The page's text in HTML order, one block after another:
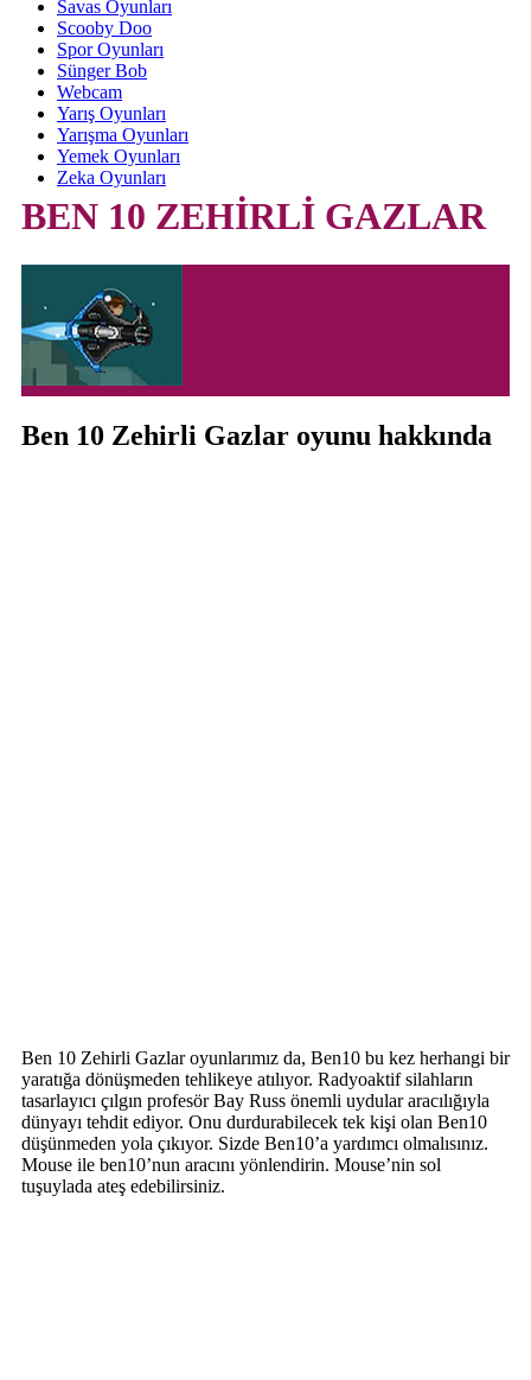
Savas Oyunları
Scooby Doo
Spor Oyunları
Sünger Bob
Webcam
Yarış Oyunları
Yarışma Oyunları
Yemek Oyunları
Zeka Oyunları
BEN 10 ZEHİRLİ GAZLAR
Ben 10 Zehirli Gazlar oyunu hakkında
Ben 10 Zehirli Gazlar oyunlarımız da, Ben10 bu kez herhangi bir
yaratığa dönüşmeden tehlikeye atılıyor. Radyoaktif silahların
tasarlayıcı çılgın profesör Bay Russ önemli uydular aracılığıyla
dünyayı tehdit ediyor. Onu durdurabilecek tek kişi olan Ben10
düşünmeden yola çıkıyor. Sizde Ben10’a yardımcı olmalısınız.
Mouse ile ben10’nun aracını yönlendirin. Mouse’nin sol
tuşuylada ateş edebilirsiniz.